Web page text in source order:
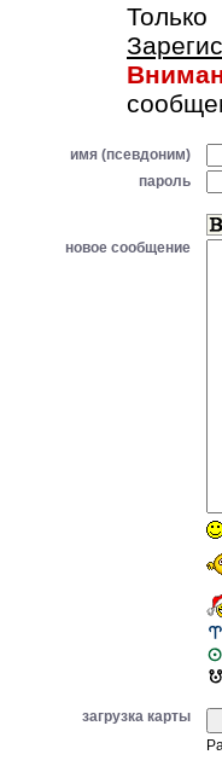
имя (псевдоним)
пароль
новое сообщение
загрузка карты